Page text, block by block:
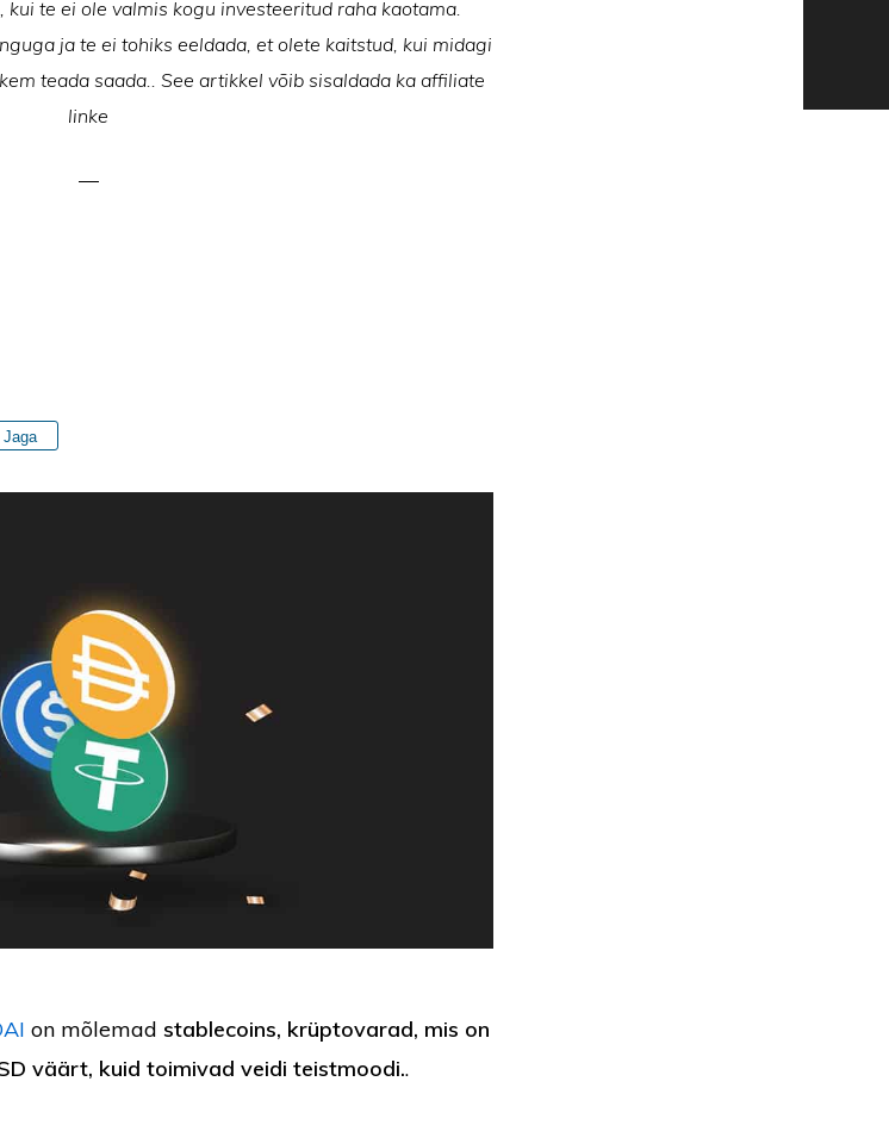
te ei ole valmis kogu investeeritud raha kaotama.
ja te ei tohiks eeldada, et olete kaitstud, kui midagi
teada saada.. See artikkel võib sisaldada ka affiliate
linke
Jaga
on mõlemad stablecoins, krüptovarad, mis on
väärt, kuid toimivad veidi teistmoodi..